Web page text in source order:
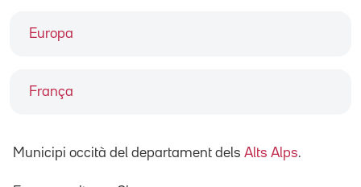
Europa
França
Municipi occità del departament dels Alts Alps.